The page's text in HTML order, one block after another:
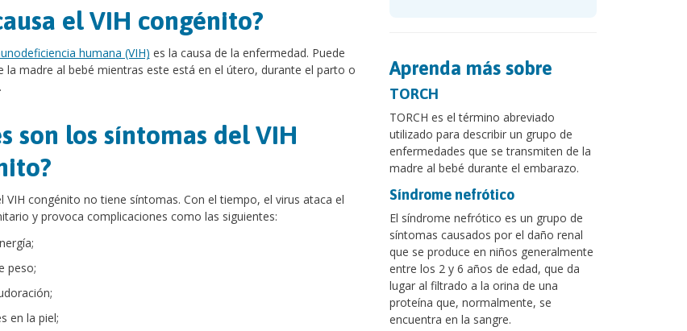
el VIH congénito?
humana (VIH) es la causa de la enfermedad. Puede
la madre al bebé mientras este está en el útero, durante el parto o
son los síntomas del VIH
VIH congénito no tiene síntomas. Con el tiempo, el virus ataca el
y provoca complicaciones como las siguientes:
peso;
en la piel;
Aprenda más sobre
TORCH
TORCH es el término abreviado
utilizado para describir un grupo de
enfermedades que se transmiten de la
madre al bebé durante el embarazo.
Síndrome nefrótico
El síndrome nefrótico es un grupo de
síntomas causados por el daño renal
que se produce en niños generalmente
entre los 2 y 6 años de edad, que da
lugar al filtrado a la orina de una
proteína que, normalmente, se
encuentra en la sangre.